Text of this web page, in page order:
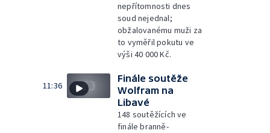
nepřítomnosti dnes
soud nejednal;
obžalovanému muži za
to vyměřil pokutu ve
výši 40 000 Kč.
11:36
Finále soutěže
Wolfram na
Libavé
148 soutěžících ve
finále branně-